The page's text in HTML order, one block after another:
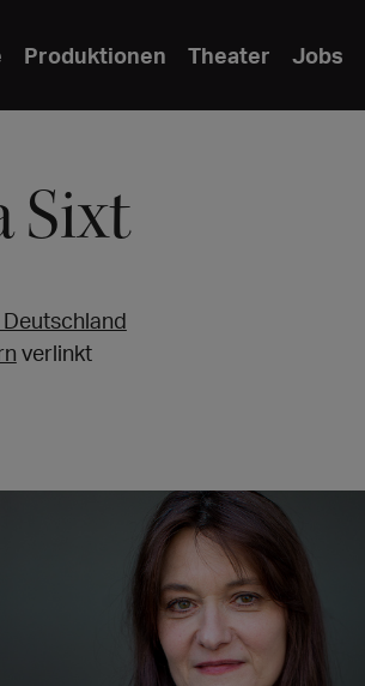
Produktionen Theater Jobs
Sixt
Deutschland
verlinkt